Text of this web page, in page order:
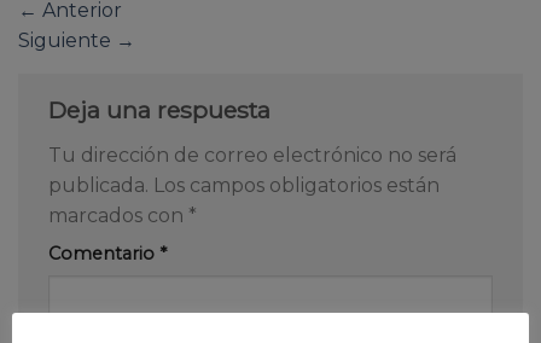
← Anterior
Siguiente →
Deja una respuesta
Tu dirección de correo electrónico no será
publicada. Los campos obligatorios están
marcados con *
Comentario *